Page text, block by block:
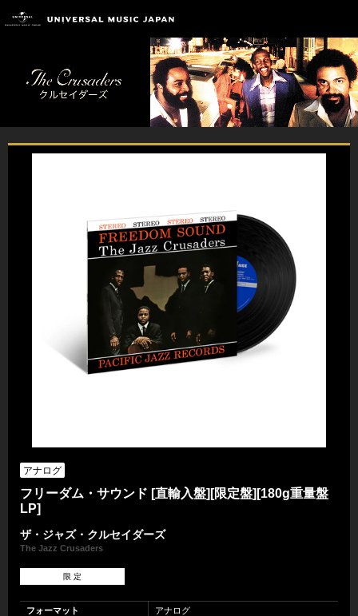
アナログ
フリーダム・サウンド [直輸入盤][限定盤][180g重量盤
LP]
ザ・ジャズ・クルセイダーズ
The Jazz Crusaders
限 定
フォーマット
アナログ